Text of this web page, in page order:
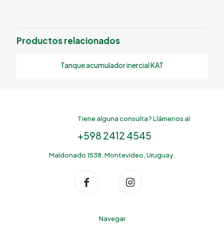
Productos relacionados
Tanque acumulador inercial KAT
Tiene alguna consulta? Llámenos al
+598 2412 4545
Maldonado 1538, Montevideo, Uruguay.
Navegar